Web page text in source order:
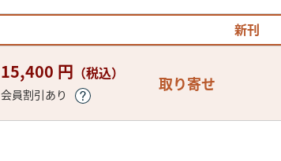
新刊
15,400 円 （税込）
会員割引あり
取り寄せ